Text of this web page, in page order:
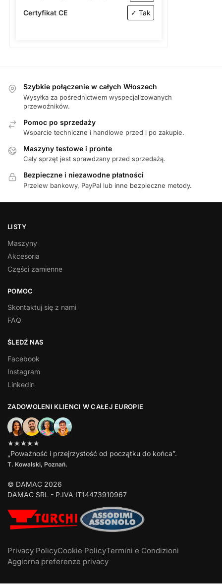
Certyfikat CE ✓ Tak
Szybkie połączenie w całych Włoszech
Wysyłka za pośrednictwem wyspecjalizowanych
przewoźników.
Pomoc po sprzedaży
Wsparcie techniczne i handlowe przed i po zakupie.
Maszyny testowe i pronte
Cały sprzęt jest sprawdzany przed sprzedażą.
Bezpieczne i niezawodne płatności
Przelew bankowy, PayPal lub inne bezpieczne metody.
LISTY
Maszyny
Akcesoria
Części zamienne
POMOC
Skontaktuj się z nami
FAQ
ŚLEDŹ NAS
Facebook
Instagram
Linkedin
ZADOWOLENI KLIENCI W CAŁEJ EUROPIE
★★★★★
„Poważność i przejrzystość od początku do końca”.
T. Kowalski, Poznań.
© DAMAC 2026
DAMAC SRL - P.IVA IT14473910967
Privacy PolicyCookie PolicyTermini e Condizioni
Aggiorna preferenze privacy